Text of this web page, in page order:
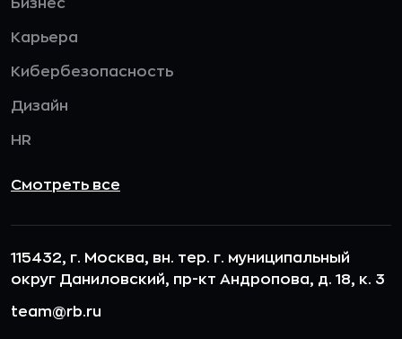
Бизнес
Карьера
Кибербезопасность
Дизайн
HR
Смотреть все
115432, г. Москва, вн. тер. г. муниципальный
округ Даниловский, пр-кт Андропова, д. 18, к. 3
team@rb.ru